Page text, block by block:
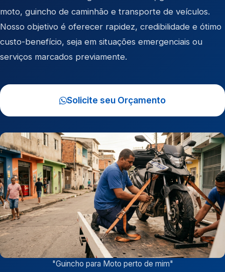
moto, guincho de caminhão e transporte de veículos.
Nosso objetivo é oferecer rapidez, credibilidade e ótimo
custo-benefício, seja em situações emergenciais ou
serviços marcados previamente.
Solicite seu Orçamento
"Guincho para Moto perto de mim"